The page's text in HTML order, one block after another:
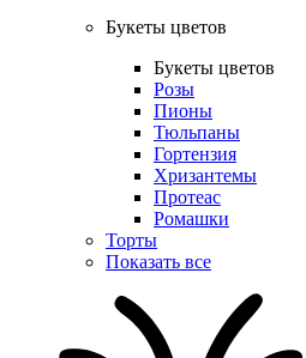
Букеты цветов
Букеты цветов
Розы
Пионы
Тюльпаны
Гортензия
Хризантемы
Протеас
Ромашки
Торты
Показать все